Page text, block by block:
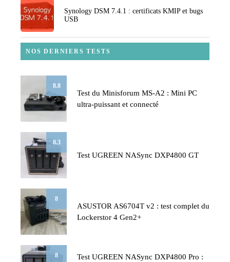
Synology DSM 7.4.1 : certificats KMIP et bugs
USB
NOS DERNIERS TESTS
8.8
Test du Minisforum MS-A2 : Mini PC
ultra-puissant et connecté
8.3
Test UGREEN NASync DXP4800 GT
8
ASUSTOR AS6704T v2 : test complet du
Lockerstor 4 Gen2+
8
Test UGREEN NASync DXP4800 Pro :